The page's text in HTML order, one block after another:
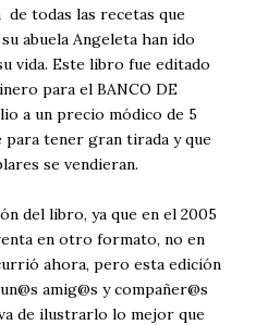
todas las recetas que
abuela Angeleta han ido
vida. Este libro fue editado
para el BANCO DE
a un precio módico de 5
para tener gran tirada y que
se vendieran.
del libro, ya que en el 2005
en otro formato, no en
ahora, pero esta edición
amig@s y compañer@s
de ilustrarlo lo mejor que